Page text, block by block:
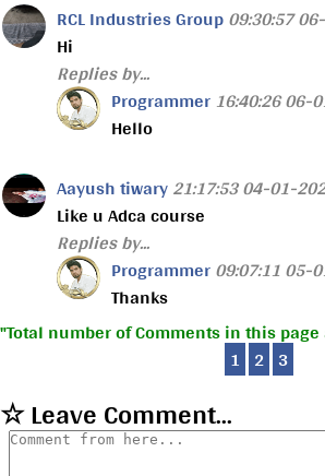
RCL Industries Group09:30:57
Hi
Replies by...
Programmer16:40:26 06-
Hello
Aayush tiwary21:17:53 04-01-
Like u Adca course
Replies by...
Programmer09:07:11 05-
Thanks
Total number of Comments in this page
1 2 3
☆ Leave Comment...